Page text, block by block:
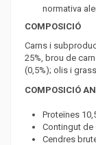
normativa
COMPOSICIÓ
Carns i
25%, brou de
(0,5%); olis i
COMPOSICIÓ
Proteïnes
Contingut de
Cendres